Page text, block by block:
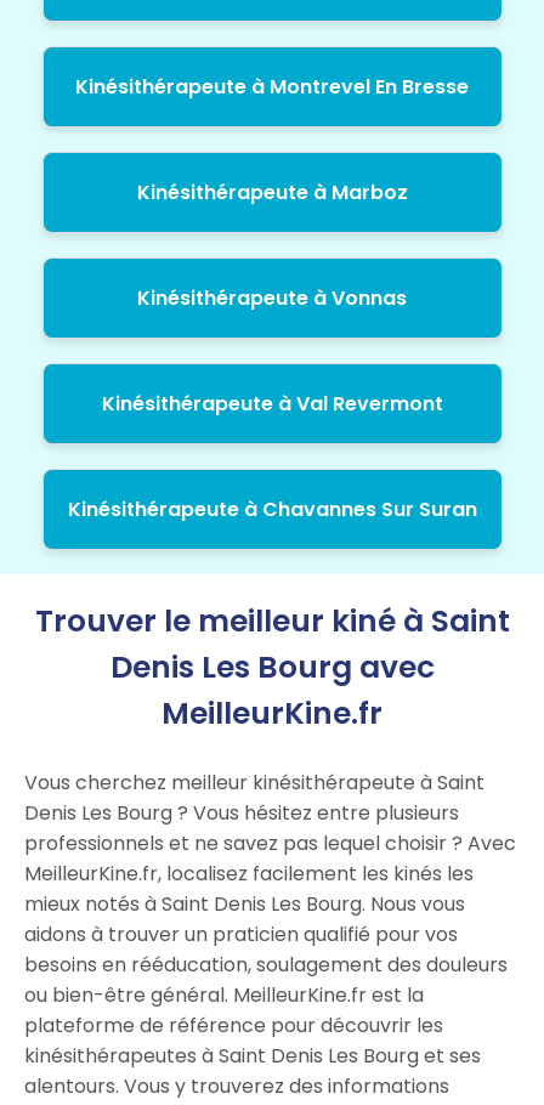
Kinésithérapeute à Montrevel En Bresse
Kinésithérapeute à Marboz
Kinésithérapeute à Vonnas
Kinésithérapeute à Val Revermont
Kinésithérapeute à Chavannes Sur Suran
Trouver le meilleur kiné à Saint
Denis Les Bourg avec
MeilleurKine.fr
Vous cherchez meilleur kinésithérapeute à Saint
Denis Les Bourg ? Vous hésitez entre plusieurs
professionnels et ne savez pas lequel choisir ? Avec
MeilleurKine.fr, localisez facilement les kinés les
mieux notés à Saint Denis Les Bourg. Nous vous
aidons à trouver un praticien qualifié pour vos
besoins en rééducation, soulagement des douleurs
ou bien-être général. MeilleurKine.fr est la
plateforme de référence pour découvrir les
kinésithérapeutes à Saint Denis Les Bourg et ses
alentours. Vous y trouverez des informations